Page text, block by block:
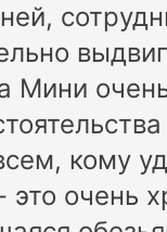
Мини
кому
это очень